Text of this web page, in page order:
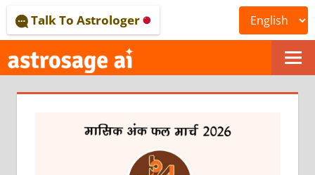
to
content
ONLINE
ASTROLOGICAL
JOURNAL
–
Talk To Astrologer